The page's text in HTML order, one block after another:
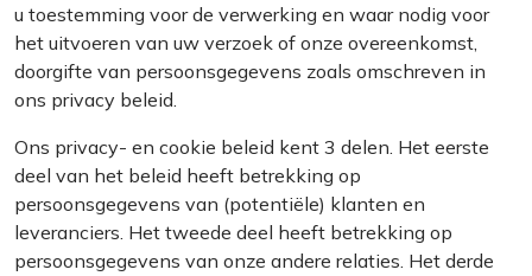
u toestemming voor de verwerking en waar nodig voor
het uitvoeren van uw verzoek of onze overeenkomst,
doorgifte van persoonsgegevens zoals omschreven in
ons privacy beleid.
Ons privacy- en cookie beleid kent 3 delen. Het eerste
deel van het beleid heeft betrekking op
persoonsgegevens van (potentiële) klanten en
leveranciers. Het tweede deel heeft betrekking op
persoonsgegevens van onze andere relaties. Het derde